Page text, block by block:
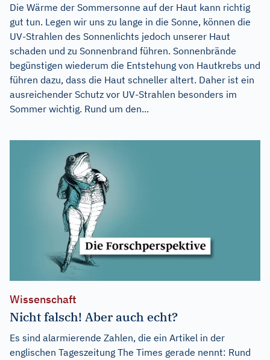
Die Wärme der Sommersonne auf der Haut kann richtig
gut tun. Legen wir uns zu lange in die Sonne, können die
UV-Strahlen des Sonnenlichts jedoch unserer Haut
schaden und zu Sonnenbrand führen. Sonnenbrände
begünstigen wiederum die Entstehung von Hautkrebs und
führen dazu, dass die Haut schneller altert. Daher ist ein
ausreichender Schutz vor UV-Strahlen besonders im
Sommer wichtig. Rund um den...
Wissenschaft
Nicht falsch! Aber auch echt?
Es sind alarmierende Zahlen, die ein Artikel in der
englischen Tageszeitung The Times gerade nennt: Rund